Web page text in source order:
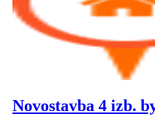
Novostavba 4 izb.